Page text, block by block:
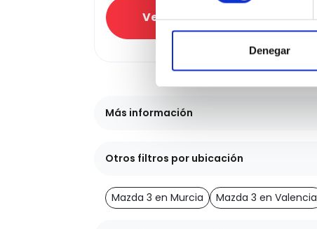
Denegar
Ver ficha
Más información
Otros filtros por ubicación
Mazda 3 en Murcia Mazda 3 en Valencia